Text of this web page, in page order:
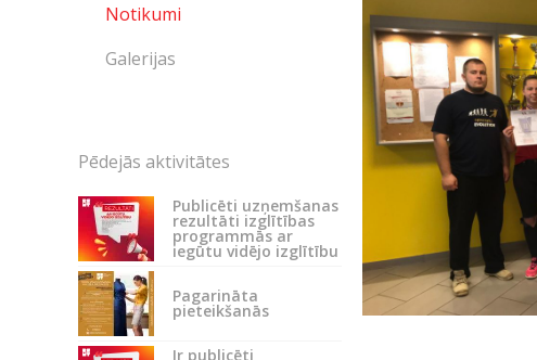
Notikumi
Galerijas
Pēdejās aktivitātes
Publicēti uzņemšanas
rezultāti izglītības
programmās ar
iegūtu vidējo izglītību
Pagarināta
pieteikšanās
Ir publicēti